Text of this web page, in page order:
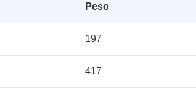
Peso
197
417